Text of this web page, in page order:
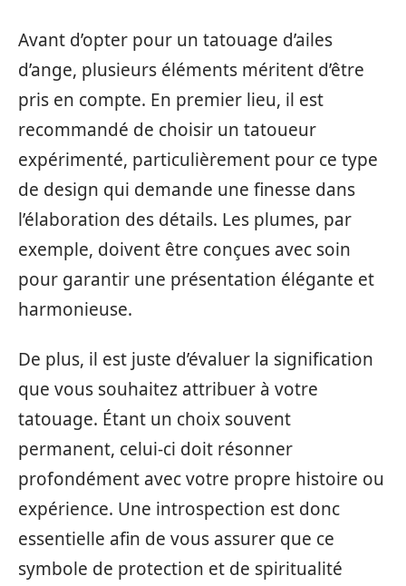
Avant d’opter pour un tatouage d’ailes
d’ange, plusieurs éléments méritent d’être
pris en compte. En premier lieu, il est
recommandé de choisir un tatoueur
expérimenté, particulièrement pour ce type
de design qui demande une finesse dans
l’élaboration des détails. Les plumes, par
exemple, doivent être conçues avec soin
pour garantir une présentation élégante et
harmonieuse.
De plus, il est juste d’évaluer la signification
que vous souhaitez attribuer à votre
tatouage. Étant un choix souvent
permanent, celui-ci doit résonner
profondément avec votre propre histoire ou
expérience. Une introspection est donc
essentielle afin de vous assurer que ce
symbole de protection et de spiritualité